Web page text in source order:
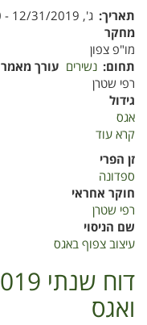
תאריך ג', 12/31/2019 - 12:00
מחקר
מו"פ צפון
תחום נשירים עורך מאמר
רפי שטרן
גידול
אגס
קרא עוד
עיצוב
צפוף
באגס
זן הפרי
ספדונה
חוקר אחראי
רפי שטרן
שם הניסוי
עיצוב צפוף באגס
ואגס